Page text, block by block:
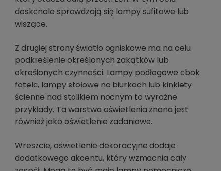
doskonale sprawdzają się lampy sufitowe lub
wiszące.
Z drugiej strony światło ogniskowe ma na celu
podkreślenie określonych zakątków lub
określonych czynności. Lampy podłogowe obok
fotela, lampy stołowe na biurkach lub kinkiety
ścienne nad stolikiem nocnym to wyraźne
przykłady. Ta warstwa oświetlenia znana jest
również jako oświetlenie zadaniowe.
Wreszcie, oświetlenie dekoracyjne dodaje
dodatkowego akcentu, który wzmacnia cały